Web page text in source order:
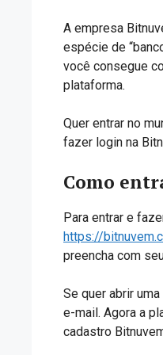
A empresa
espécie de
você consegue
plataforma.
Quer entrar no
fazer login na
Como
Para entrar e
https://
preencha com
Se quer abrir
e-mail. Agora a
cadastro